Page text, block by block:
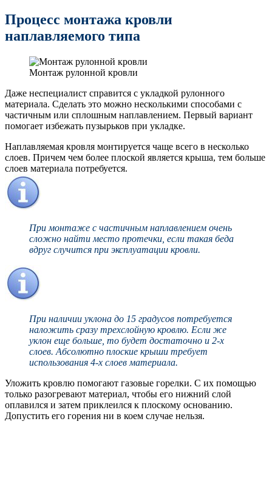
Процесс монтажа кровли
наплавляемого типа
Монтаж рулонной кровли
Даже неспециалист справится с укладкой рулонного
материала. Сделать это можно несколькими способами с
частичным или сплошным наплавлением. Первый вариант
помогает избежать пузырьков при укладке.
Наплавляемая кровля монтируется чаще всего в несколько
слоев. Причем чем более плоской является крыша, тем больше
слоев материала потребуется.
При монтаже с частичным наплавлением очень
сложно найти место протечки, если такая беда
вдруг случится при эксплуатации кровли.
При наличии уклона до 15 градусов потребуется
наложить сразу трехслойную кровлю. Если же
уклон еще больше, то будет достаточно и 2-х
слоев. Абсолютно плоские крыши требует
использования 4-х слоев материала.
Уложить кровлю помогают газовые горелки. С их помощью
только разогревают материал, чтобы его нижний слой
оплавился и затем приклеился к плоскому основанию.
Допустить его горения ни в коем случае нельзя.